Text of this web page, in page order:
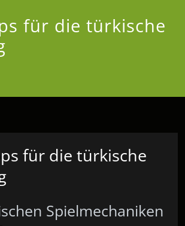
für die türkische
für die türkische
Spielmechaniken